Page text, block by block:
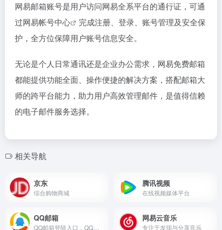
网易邮箱账号是用户访问网易全系平台的通行证，可通
过网易帐号中心
完成注册、登录、账号管理及安全保
护，全方位保障用户账号信息安全。
无论是个人日常通讯还是企业办公需求，网易免费邮箱
都能提供功能全面、操作便捷的解决方案，搭配邮箱大
师的跨平台能力，助力用户高效管理邮件，是值得信赖
的电子邮件服务选择。
相关导航
京东
综合购物商城
腾讯视频
在线视频媒体平台
QQ邮箱 网易云音乐
专注于发现与分享音乐